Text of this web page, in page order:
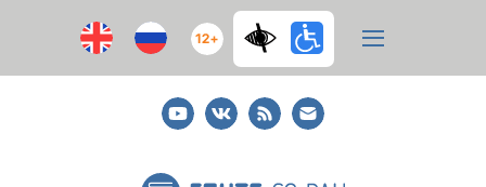
12+
YoutubeВКонтакте
RSS
E-
mail
подписка